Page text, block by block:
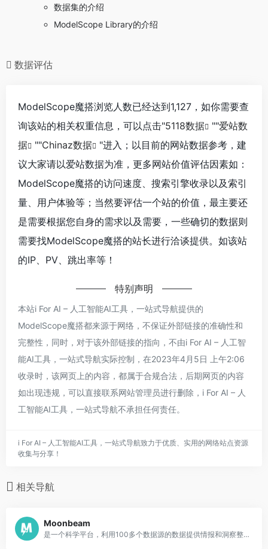
数据集的介绍
ModelScope Library的介绍
数据评估
ModelScope魔搭浏览人数已经达到1,127，如你需要查
询该站的相关权重信息，可以点击"5118数据 ""爱站数
据
""Chinaz数据
"进入；以目前的网站数据参考，建
议大家请以爱站数据为准，更多网站价值评估因素如：
ModelScope魔搭的访问速度、搜索引擎收录以及索引
量、用户体验等；当然要评估一个站的价值，最主要还
是需要根据您自身的需求以及需要，一些确切的数据则
需要找ModelScope魔搭的站长进行洽谈提供。如该站
的IP、PV、跳出率等！
特别声明
本站i For AI – 人工智能AI工具，一站式导航提供的
ModelScope魔搭都来源于网络，不保证外部链接的准确性和
完整性，同时，对于该外部链接的指向，不由i For AI – 人工智
能AI工具，一站式导航实际控制，在2023年4月5日 上午2:06
收录时，该网页上的内容，都属于合规合法，后期网页的内容
如出现违规，可以直接联系网站管理员进行删除，i For AI – 人
工智能AI工具，一站式导航不承担任何责任。
i For AI – 人工智能AI工具，一站式导航致力于优质、实用的网络站点资源
收集与分享！
相关导航
Moonbeam
是一个科学平台，利用100多个数据源的数据提供情报和洞察整个创新生态系统。